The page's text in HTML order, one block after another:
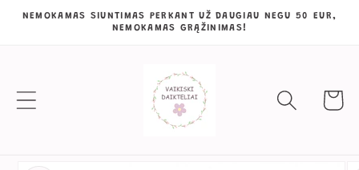
Eiti į
NEMOKAMAS SIUNTIMAS PERKANT UŽ DAUGIAU NEGU 50 EUR,
NEMOKAMAS GRĄŽINIMAS!